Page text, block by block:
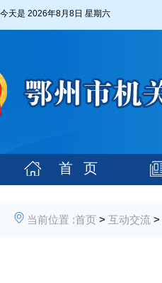
今天是 2026年8月8日 星期六
首 页
当前位置 :首页 > 互动交流 >